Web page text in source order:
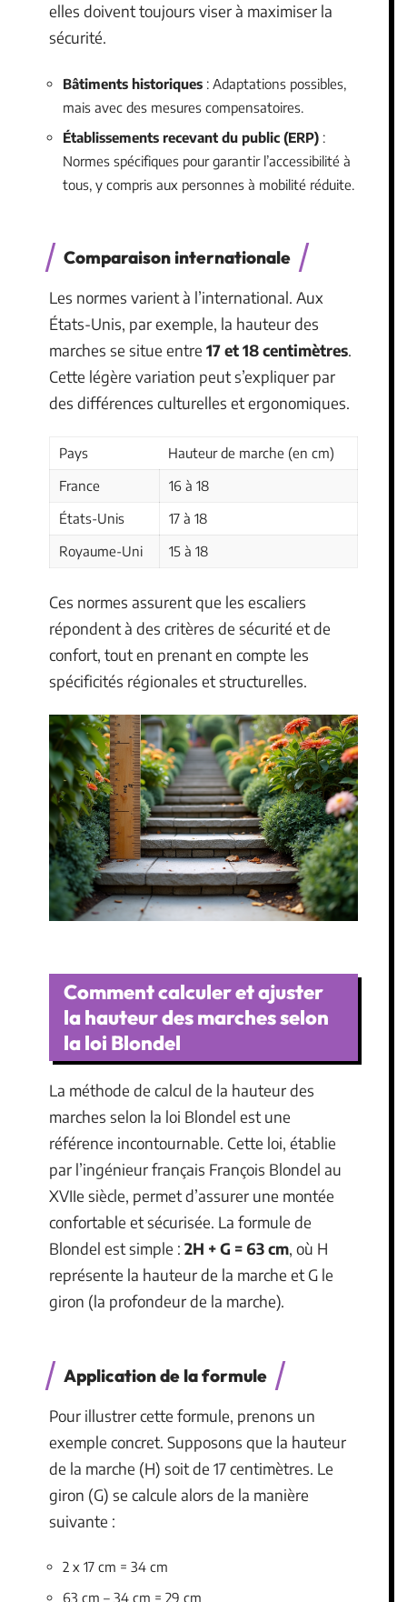
elles doivent toujours viser à maximiser la
sécurité.
Bâtiments historiques : Adaptations possibles,
mais avec des mesures compensatoires.
Établissements recevant du public (ERP) :
Normes spécifiques pour garantir l’accessibilité à
tous, y compris aux personnes à mobilité réduite.
Comparaison internationale
Les normes varient à l’international. Aux
États-Unis, par exemple, la hauteur des
marches se situe entre 17 et 18 centimètres.
Cette légère variation peut s’expliquer par
des différences culturelles et ergonomiques.
Pays
Hauteur de marche (en cm)
France
16 à 18
États-Unis
17 à 18
Royaume-Uni
15 à 18
Ces normes assurent que les escaliers
répondent à des critères de sécurité et de
confort, tout en prenant en compte les
spécificités régionales et structurelles.
Comment calculer et ajuster
la hauteur des marches selon
la loi Blondel
La méthode de calcul de la hauteur des
marches selon la loi Blondel est une
référence incontournable. Cette loi, établie
par l’ingénieur français François Blondel au
XVIIe siècle, permet d’assurer une montée
confortable et sécurisée. La formule de
Blondel est simple : 2H + G = 63 cm, où H
représente la hauteur de la marche et G le
giron (la profondeur de la marche).
Application de la formule
Pour illustrer cette formule, prenons un
exemple concret. Supposons que la hauteur
de la marche (H) soit de 17 centimètres. Le
giron (G) se calcule alors de la manière
suivante :
2 x 17 cm = 34 cm
63 cm – 34 cm = 29 cm